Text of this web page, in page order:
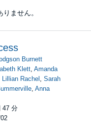
ません。
Burnett
Klett ,Amanda
Lillian Rachel ,Sarah
,Anna
47 分